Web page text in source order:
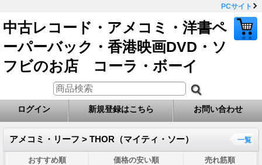
PCサイト
中古レコード・アメコミ・洋書ペ
ーパーバック・香港映画DVD・ソ
フビのお店 コーラ・ボーイ
ログイン 新規登録はこちら お問い合わせ
アメコミ・リーフ > THOR（マイティ・ソー） 一覧
おすすめ順 価格の安い順 売れ筋順